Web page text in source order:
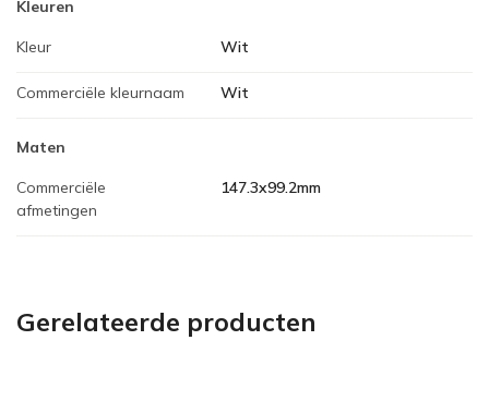
Kleuren
Kleur Wit
Commerciële kleurnaam Wit
Maten
Commerciële
afmetingen
147.3x99.2mm
Gerelateerde producten